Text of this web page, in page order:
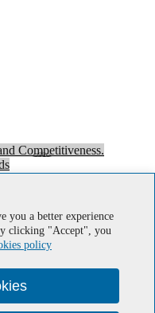
you a better experience
clicking "Accept", you
policy
Competitiveness.
Canaria · ULPGC